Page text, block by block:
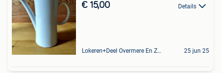
€ 15,00 Details
Lokeren+Deel Overmere En Zele 25 jun 25